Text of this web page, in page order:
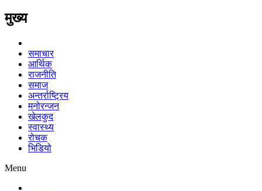
मुख्य
समाचार
आर्थिक
राजनीति
समाज
अन्तर्राष्ट्रिय
मनोरन्जन
खेलकुद
स्वास्थ्य
रोचक
भिडियो
Menu